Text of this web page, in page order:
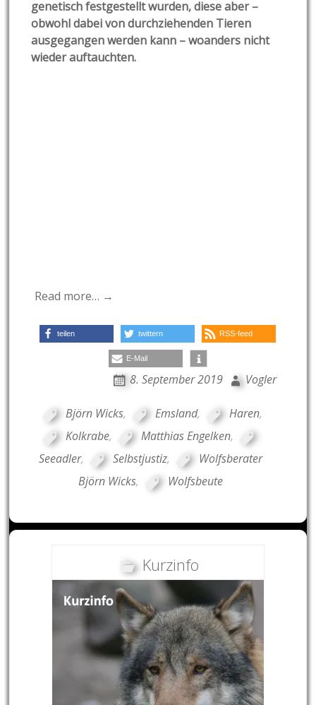
genetisch festgestellt wurden, diese aber –
obwohl dabei von durchziehenden Tieren
ausgegangen werden kann – woanders nicht
wieder auftauchten.
Read more… →
teilen twittern RSS-feed
E-Mail
8. September 2019 Vogler
Björn Wicks, Emsland, Haren,
Kolkrabe, Matthias Engelken,
Seeadler, Selbstjustiz,
Wolfsberater
Björn Wicks, Wolfsbeute
Kurzinfo